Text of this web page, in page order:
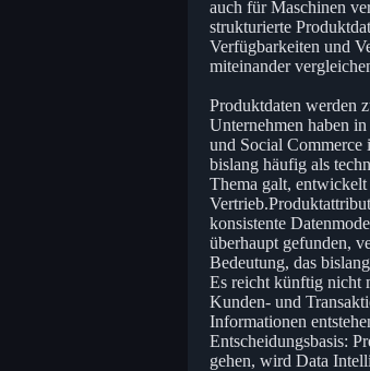
auch für Maschinen
strukturierte
Verfügbarkeiten und
miteinander
Produktdaten werden
Unternehmen haben
und Social
bislang häufig als
Thema galt,
konsistente
überhaupt gefunden,
Bedeutung, das
Es reicht künftig nicht
Kunden- und
Informationen
Entscheidungsbasis:
gehen, wird Data